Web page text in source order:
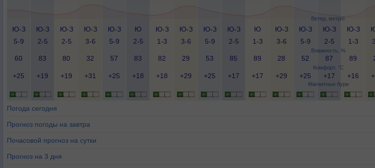
Ветер, метр/с
Влажность, %
Комфорт, °C
Магнитные бури
Ю-З
5-9
Ю-З
2-5
Ю-З
2-5
Ю-З
3-6
Ю-З
5-9
Ю
2-5
Ю-З
1-3
Ю-З
3-6
Ю-З
5-9
Ю-З
2-5
Ю
1-3
Ю-З
3-6
Ю-З
5-9
Ю-З
2-5
Ю-З
1-3
60 83 80 32 57 83 82 29 53 85 89 28 52 87 89
+25 +19 +19 +31 +25 +18 +18 +29 +25 +17 +17 +29 +25 +17 +16
Погода сегодня
Прогноз погоды на завтра
Почасовой прогноз на сутки
Прогноз на 3 дня